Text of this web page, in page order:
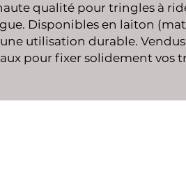
qualité pour tringles à
Disponibles en laiton
utilisation durable.
pour fixer solidement vos